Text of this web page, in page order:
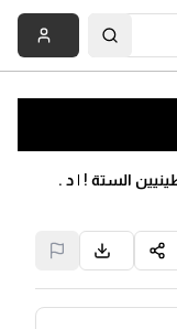
الستة ! | د .